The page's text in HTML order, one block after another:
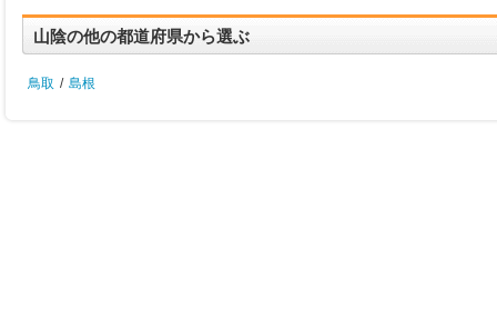
山陰の他の都道府県から選ぶ
鳥取 / 島根